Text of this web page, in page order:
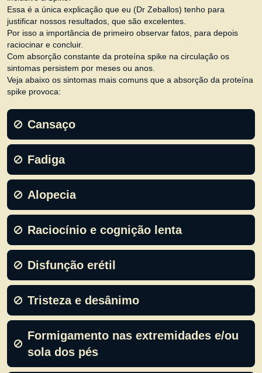
Essa é a única explicação que eu (Dr Zeballos) tenho para
justificar nossos resultados, que são excelentes.
Por isso a importância de primeiro observar fatos, para depois
raciocinar e concluir.
Com absorção constante da proteína spike na circulação os
sintomas persistem por meses ou anos.
Veja abaixo os sintomas mais comuns que a absorção da proteína
spike provoca:
Cansaço
Fadiga
Alopecia
Raciocínio e cognição lenta
Disfunção erétil
Tristeza e desânimo
Formigamento nas extremidades e/ou
sola dos pés